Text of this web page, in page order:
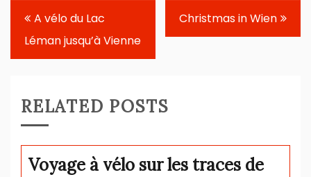
Navigation
de
l’article
A vélo du Lac
Léman jusqu’à Vienne
Christmas in Wien
RELATED POSTS
Voyage à vélo sur les traces de